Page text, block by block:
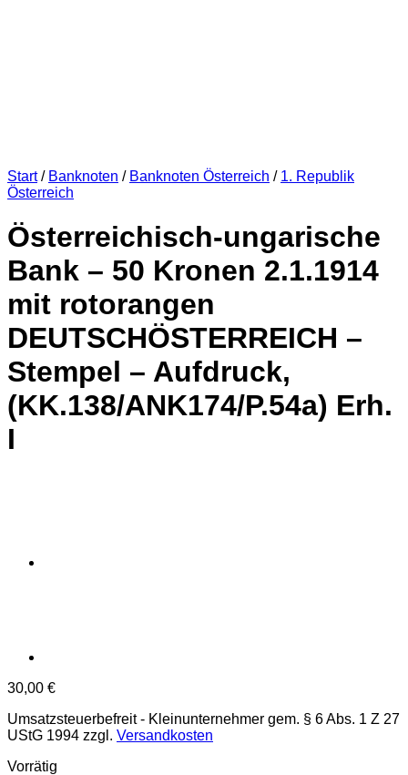
Start / Banknoten / Banknoten Österreich / 1. Republik
Österreich
Österreichisch-ungarische
Bank – 50 Kronen 2.1.1914
mit rotorangen
DEUTSCHÖSTERREICH –
Stempel – Aufdruck,
(KK.138/ANK174/P.54a) Erh.
I
30,00 €
Umsatzsteuerbefreit - Kleinunternehmer gem. § 6 Abs. 1 Z 27
UStG 1994 zzgl. Versandkosten
Vorrätig